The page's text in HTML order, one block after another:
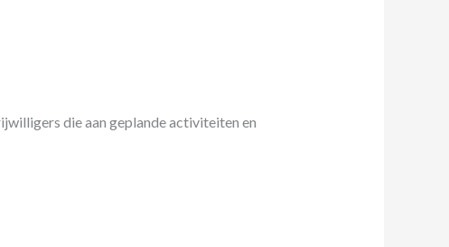
die aan geplande activiteiten en